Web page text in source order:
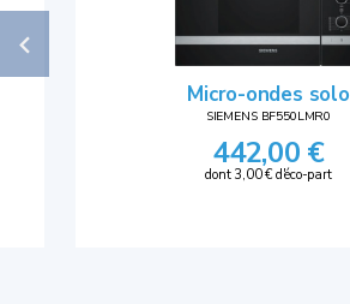
Micro-ondes solo
SIEMENS BF550LMR0
442,00 €
dont 3,00 € d'éco-part